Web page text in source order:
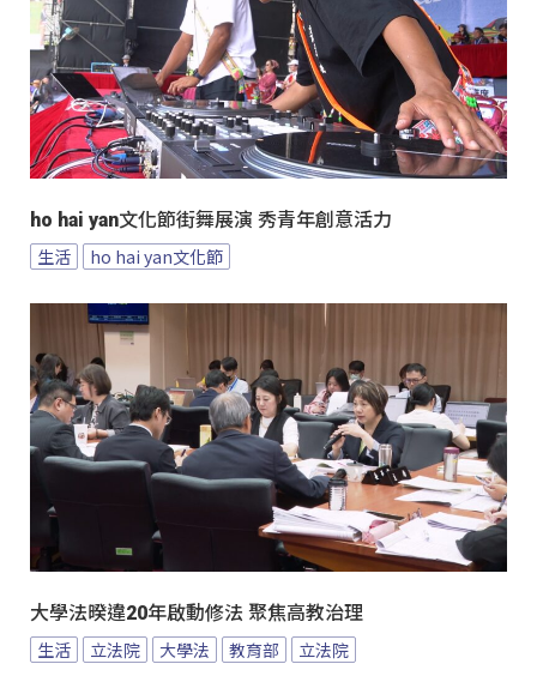
ho hai yan文化節街舞展演 秀青年創意活力
生活 ho hai yan文化節
大學法暌違20年啟動修法 聚焦高教治理
生活 立法院 大學法 教育部 立法院